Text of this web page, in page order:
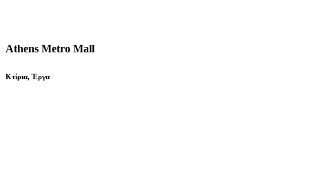
Athens Metro Mall
Κτίρια,Έργα